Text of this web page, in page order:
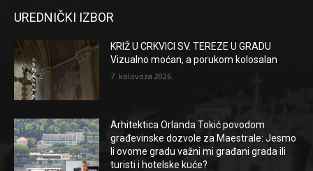
UREDNIČKI IZBOR
KRIŽ U CRKVICI SV. TEREZE U GRADU
Vizualno moćan, a porukom kolosalan
7. kolovoza 2026.
Arhitektica Orlanda Tokić povodom
građevinske dozvole za Maestrale: Jesmo
li ovome gradu važni mi građani grada ili
turisti i hotelske kuće?